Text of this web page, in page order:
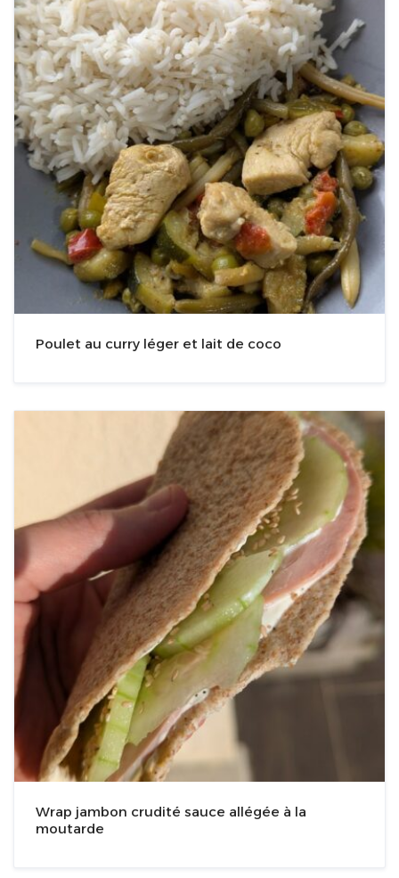
Poulet au curry léger et lait de coco
Wrap jambon crudité sauce allégée à la
moutarde